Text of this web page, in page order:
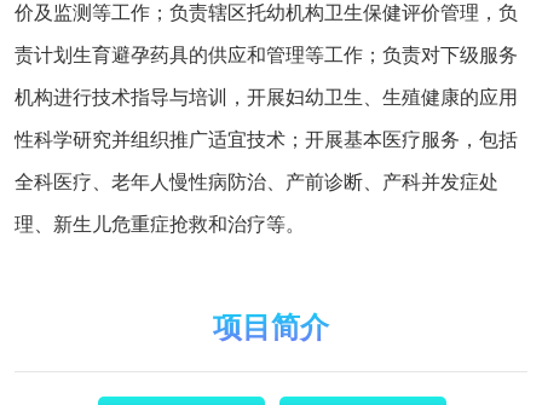
价及监测等工作；负责辖区托幼机构卫生保健评价管理，负
责计划生育避孕药具的供应和管理等工作；负责对下级服务
机构进行技术指导与培训，开展妇幼卫生、生殖健康的应用
性科学研究并组织推广适宜技术；开展基本医疗服务，包括
全科医疗、老年人慢性病防治、产前诊断、产科并发症处
理、新生儿危重症抢救和治疗等。
项目简介